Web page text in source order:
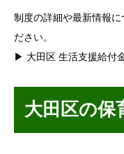
制度の詳細や最新情報に
ださい。
▶ 大田区 生活支援給付
大田区の保